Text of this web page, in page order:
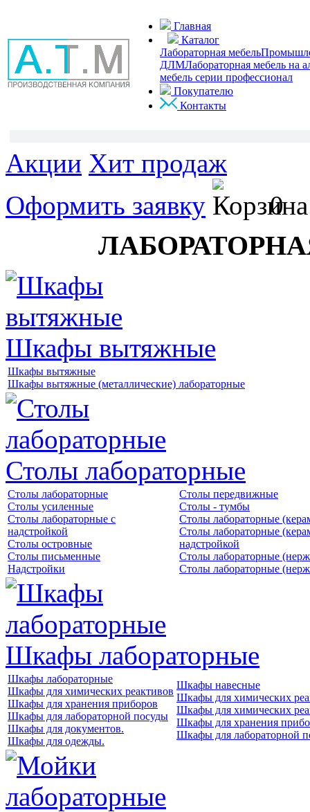
Главная
Каталог
Лабораторная мебель
ДЛМЛабораторная мебель на
мебель серии профессионал
Покупателю
Контакты
Акции Хит продаж
Оформить заявку
0
Шкафы вытяжные
Шкафы вытяжные
Шкафы вытяжные (металлические) лабораторные
Столы лабораторные
Столы лабораторные
Столы усиленные
Столы лабораторные с
надстройкой
Столы островные
Столы письменные
Надстройки
Столы передвижные
Столы - тумбы
Столы лабораторные
Столы лабораторные
надстройкой
Столы лабораторные
Столы лабораторные
Шкафы лабораторные
Шкафы лабораторные
Шкафы для химических реактивов
Шкафы для хранения приборов
Шкафы для лабораторной посуды
Шкафы для документов.
Шкафы для одежды.
Шкафы навесные
Шкафы для химических
Шкафы для химических
Шкафы для хранения
Шкафы для лабораторной